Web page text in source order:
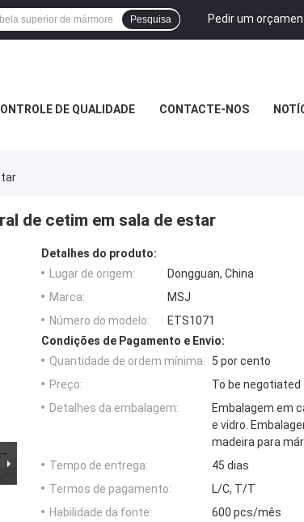
Pedir um
Pesquisa
DE QUALIDADE CONTACTE-NOS
de cetim em sala de estar
Detalhes do produto:
Lugar de origem:
Dongguan, China
Marca:
MSJ
Número do modelo:
ETS1071
Condições de Pagamento e Envio:
Quantidade de ordem mínima:
5 por cento
Preço:
To be negotiated
Detalhes da embalagem:
Embalagem em
e vidro.
madeira para
Tempo de entrega:
45 dias
Termos de pagamento:
L/C, T/T
Habilidade da fonte:
600 pcs/mês